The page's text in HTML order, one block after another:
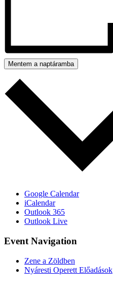
Mentem a naptáramba
Google Calendar
iCalendar
Outlook 365
Outlook Live
Event Navigation
Zene a Zöldben
Nyáresti Operett Előadások